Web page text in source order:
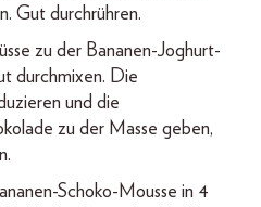
Gut durchrühren.
zu der Bananen-­Joghurt-
durchmixen. Die
und die
zu der Masse geben,
Schoko-­Mousse in 4